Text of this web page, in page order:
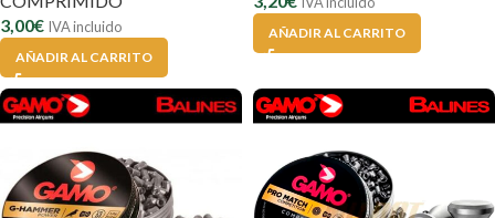
3,00€ IVA incluido
AÑADIR AL CARRITO
AÑADIR AL CARRITO